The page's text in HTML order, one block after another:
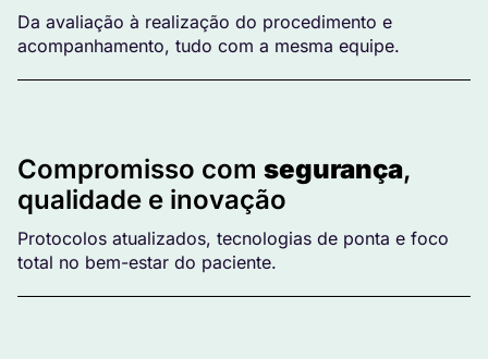
Da avaliação à realização do procedimento e
acompanhamento, tudo com a mesma equipe.
Compromisso com segurança,
qualidade e inovação
Protocolos atualizados, tecnologias de ponta e foco
total no bem-estar do paciente.